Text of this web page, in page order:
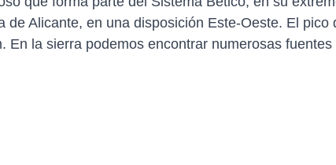
de Alicante, en una disposición Este-Oeste. El
En la sierra podemos encontrar numerosas